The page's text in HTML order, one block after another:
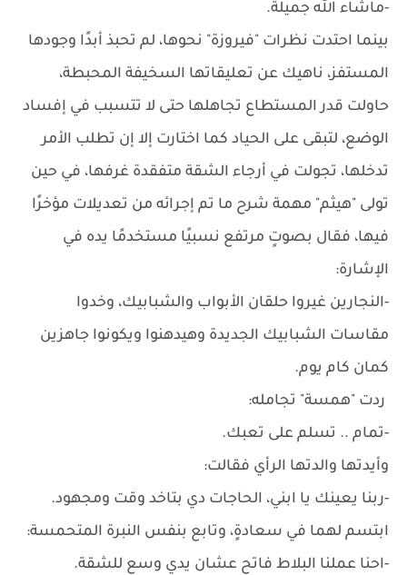
-ماشاء الله جميلة.
بينما احتدت نظرات "فيروزة" نحوها، لم تحبذ أبدًا وجودها
المستفز، ناهيك عن تعليقاتها السخيفة المحبطة،
حاولت قدر المستطاع تجاهلها حتى لا تتسبب في إفساد
الوضع، لتبقى على الحياد كما اختارت إلا إن تطلب الأمر
تدخلها، تجولت في أرجاء الشقة متفقدة غرفها، في حين
تولى "هيثم" مهمة شرح ما تم إجرائه من تعديلات مؤخرًا
فيها، فقال بصوتٍ مرتفع نسبيًا مستخدمًا يده في
الإشارة:
-النجارين غيروا حلقان الأبواب والشبابيك، وخدوا
مقاسات الشبابيك الجديدة وهيدهنوا ويكونوا جاهزين
كمان كام يوم.
ردت "همسة" تجامله:
-تمام .. تسلم على تعبك.
وأيدتها والدتها الرأي فقالت:
-ربنا يعينك يا ابني، الحاجات دي بتاخد وقت ومجهود.
ابتسم لهما في سعادةٍ، وتابع بنفس النبرة المتحمسة:
-احنا عملنا البلاط فاتح عشان يدي وسع للشقة.